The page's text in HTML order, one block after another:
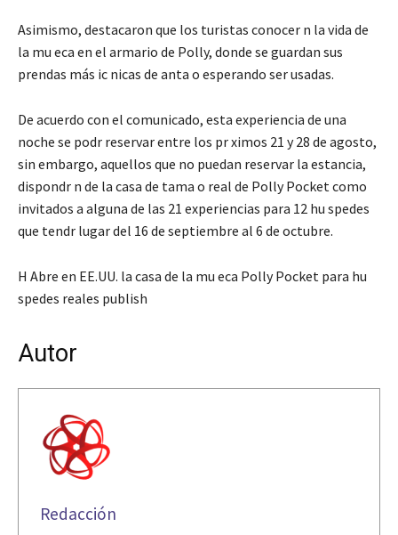
Asimismo, destacaron que los turistas conocer n la vida de
la mu eca en el armario de Polly, donde se guardan sus
prendas más ic nicas de anta o esperando ser usadas.
De acuerdo con el comunicado, esta experiencia de una
noche se podr reservar entre los pr ximos 21 y 28 de agosto,
sin embargo, aquellos que no puedan reservar la estancia,
dispondr n de la casa de tama o real de Polly Pocket como
invitados a alguna de las 21 experiencias para 12 hu spedes
que tendr lugar del 16 de septiembre al 6 de octubre.
H Abre en EE.UU. la casa de la mu eca Polly Pocket para hu
spedes reales publish
Autor
Redacción